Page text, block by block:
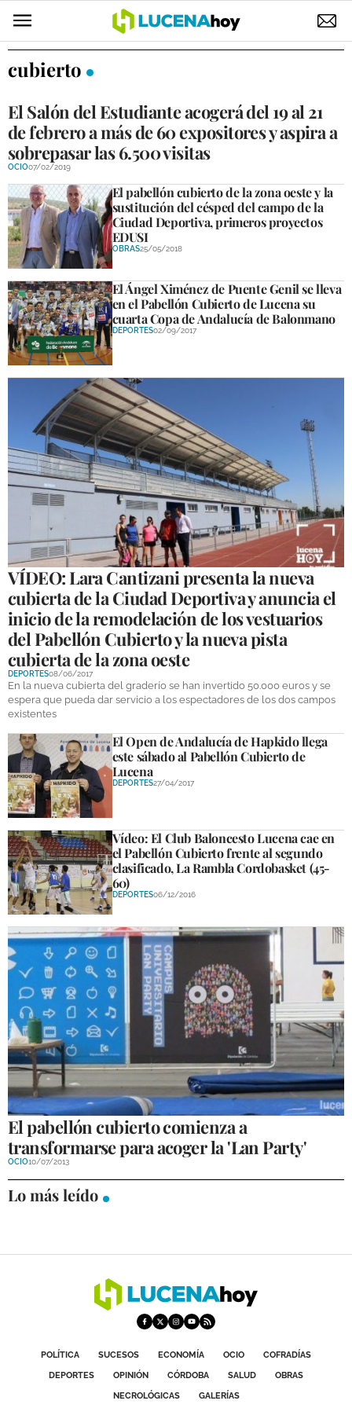
POLÍTICA
ELECCIONES
SUCESOS
ECONOMÍA
DESARROLLO LOCAL
LUCENA EMPRESAS
OCIO
COFRADÍAS
DEPORTES
COMPETICIONES
DEPORTE BASE
OPINIÓN
VENTANA CIUDADANA
CÓRDOBA
PROVINCIA
SUBBÉTICA HOY
SALUD
OBRAS
NECROLÓGICAS
GALERÍAS
cubierto
El Salón del Estudiante acogerá del 19 al 21
de febrero a más de 60 expositores y aspira a
sobrepasar las 6.500 visitas
OCIO07/02/2019
El pabellón cubierto de la zona oeste y la
sustitución del césped del campo de la
Ciudad Deportiva, primeros proyectos
EDUSI
OBRAS25/05/2018
El Ángel Ximénez de Puente Genil se lleva
en el Pabellón Cubierto de Lucena su
cuarta Copa de Andalucía de Balonmano
DEPORTES02/09/2017
VÍDEO: Lara Cantizani presenta la nueva
cubierta de la Ciudad Deportiva y anuncia el
inicio de la remodelación de los vestuarios
del Pabellón Cubierto y la nueva pista
cubierta de la zona oeste
DEPORTES08/06/2017
En la nueva cubierta del graderío se han invertido 50.000 euros y se
espera que pueda dar servicio a los espectadores de los dos campos
existentes
El Open de Andalucía de Hapkido llega
este sábado al Pabellón Cubierto de
Lucena
DEPORTES27/04/2017
Vídeo: El Club Baloncesto Lucena cae en
el Pabellón Cubierto frente al segundo
clasificado, La Rambla Cordobasket (45-
60)
DEPORTES06/12/2016
El pabellón cubierto comienza a
transformarse para acoger la 'Lan Party'
OCIO10/07/2013
Lo más leído
POLÍTICA SUCESOS ECONOMÍA OCIO
COFRADÍAS
DEPORTES
OPINIÓN CÓRDOBA SALUD
OBRAS
NECROLÓGICAS
GALERÍAS